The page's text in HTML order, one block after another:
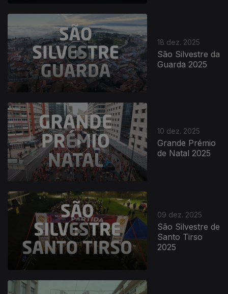
18 dez. 2025
São Silvestre da
Guarda 2025
10 dez. 2025
Grande Prémio
de Natal 2025
09 dez. 2025
São Silvestre de
Santo Tirso
2025